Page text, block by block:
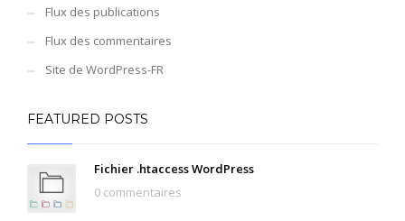
Flux des publications
Flux des commentaires
Site de WordPress-FR
FEATURED POSTS
Fichier .htaccess WordPress
0 commentaires